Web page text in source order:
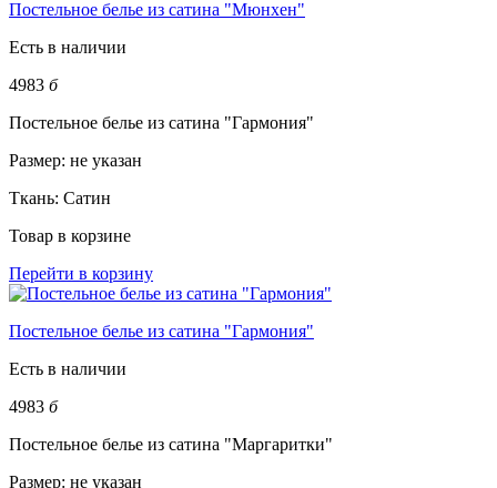
Постельное белье из сатина "Мюнхен"
Есть в наличии
4983 б
Постельное белье из сатина "Гармония"
Размер: не указан
Ткань: Сатин
Товар в корзине
Перейти в корзину
Постельное белье из сатина "Гармония"
Есть в наличии
4983 б
Постельное белье из сатина "Маргаритки"
Размер: не указан